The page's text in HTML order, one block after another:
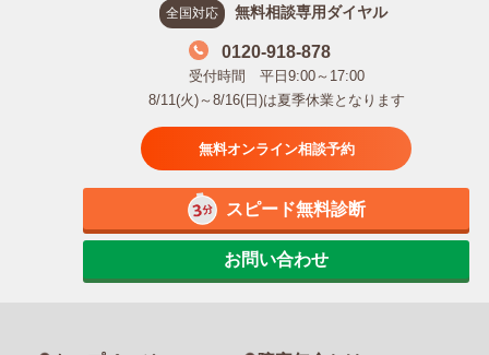
全国対応 無料相談専用ダイヤル
0120-918-878
受付時間 平日9:00～17:00
8/11(火)～8/16(日)は夏季休業となります
無料オンライン相談予約
スピード無料診断
お問い合わせ